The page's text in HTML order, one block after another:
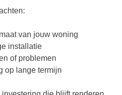
van jouw woning
installatie
of problemen
op lange termijn